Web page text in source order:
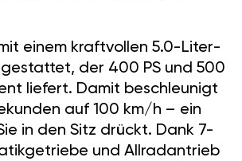
einem kraftvollen 5.0-Liter-
der 400 PS und 500
liefert. Damit beschleunigt
auf 100 km/h – ein
in den Sitz drückt. Dank 7-
und Allradantrieb